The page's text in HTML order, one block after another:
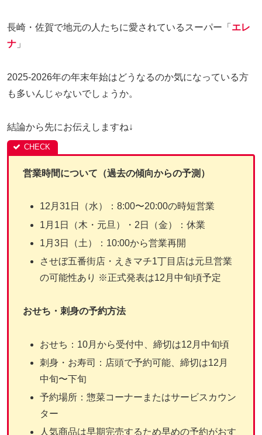
長崎・佐賀で地元の人たちに愛されているスーパー「 エレ
ナ 」
2025-2026年の年末年始はどうなるのか気になっている方
も多いんじゃないでしょうか。
結論から先にお伝えしますね↓
営業時間について（過去の傾向からの予測）
12月31日（水）：8:00〜20:00の時短営業
1月1日（木・元旦）・2日（金）：休業
1月3日（土）：10:00から営業再開
させぼ五番街店・えきマチ1丁目店は元旦営業
の可能性あり ※正式発表は12月中旬頃予定
おせち・刺身の予約方法
おせち：10月から受付中、締切は12月中旬頃
刺身・お寿司：店頭で予約可能、締切は12月
中旬〜下旬
予約場所：惣菜コーナーまたはサービスカウン
ター
人気商品は早期完売するため早めの予約がおす